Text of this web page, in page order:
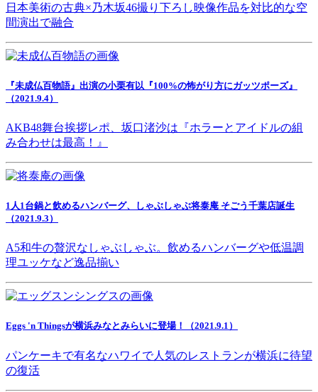
日本美術の古典×乃木坂46撮り下ろし映像作品を対比的な空
間演出で融合
『未成仏百物語』出演の小栗有以『100%の怖がり方にガッツポーズ』
（2021.9.4）
AKB48舞台挨拶レポ、坂口渚沙は『ホラーとアイドルの組
み合わせは最高！』
1人1台鍋と飲めるハンバーグ、しゃぶしゃぶ将泰庵 そごう千葉店誕生
（2021.9.3）
A5和牛の贅沢なしゃぶしゃぶ。飲めるハンバーグや低温調
理ユッケなど逸品揃い
Eggs 'n Thingsが横浜みなとみらいに登場！（2021.9.1）
パンケーキで有名なハワイで人気のレストランが横浜に待望
の復活